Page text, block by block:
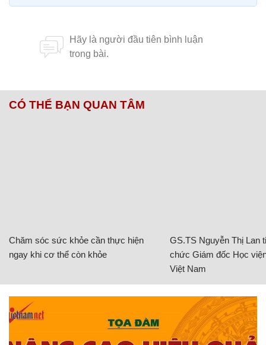
CÓ THỂ BẠN QUAN TÂM
Chăm sóc sức khỏe cần thực hiện
ngay khi cơ thể còn khỏe
GS.TS Nguyễn Thị Lan
chức Giám đốc Học
Việt Nam